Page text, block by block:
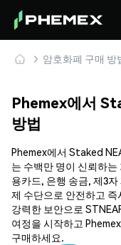
암호화폐 구매 방
Phemex에서
방법
Phemex에서 Staked
는 수백만 명이 신뢰하
용카드, 은행 송금, 제3
제 수단으로 안전하고
강력한 보안으로
여정을 시작하고
구매하세요.